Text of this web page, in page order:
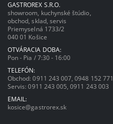
GASTROREX S.R.O.
showroom, kuchynské štúdio,
obchod, sklad, servis
Priemyselná 1733/2
040 01 Košice
OTVÁRACIA DOBA:
Pon - Pia / 7:30 - 16:00
TELEFÓN:
Obchod:0911 243 007,0948 152 771
Servis:0911 243 005,0911 243 003
EMAIL:
kosice@gastrorex.sk